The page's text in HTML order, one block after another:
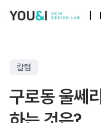
칼럼
구로동 울쎄